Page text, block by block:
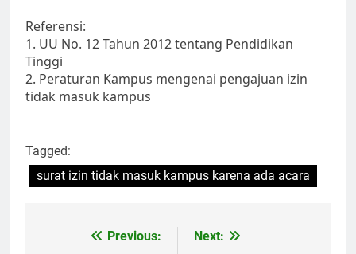
Referensi:
1. UU No. 12 Tahun 2012 tentang Pendidikan
Tinggi
2. Peraturan Kampus mengenai pengajuan izin
tidak masuk kampus
Tagged:
surat izin tidak masuk kampus karena ada acara
Previous: Next: